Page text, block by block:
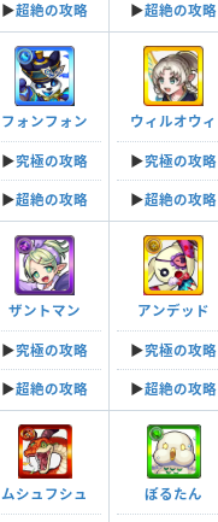
▶︎超絶の攻略 ▶︎超絶の攻略
フォンフォン
▶︎究極の攻略
▶︎超絶の攻略
ウィルオウィ
▶︎究極の攻略
▶︎超絶の攻略
ザントマン
▶︎究極の攻略
▶︎超絶の攻略
アンデッド
▶︎究極の攻略
▶︎超絶の攻略
ムシュフシュ ぽるたん